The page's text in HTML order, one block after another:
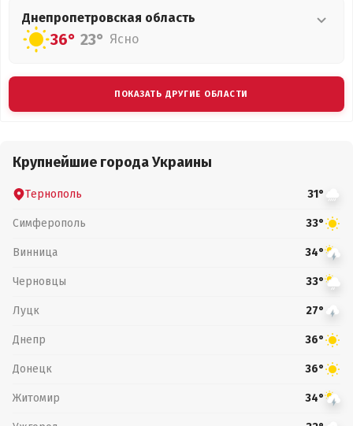
Днепропетровская область
36° 23° Ясно
ПОКАЗАТЬ ДРУГИЕ ОБЛАСТИ
Крупнейшие города Украины
Тернополь 31°
Симферополь 33°
Винница 34°
Черновцы 33°
Луцк 27°
Днепр 36°
Донецк 36°
Житомир 34°